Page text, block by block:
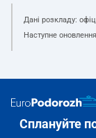
Дані розкладу:
Наступне
Сплануйте